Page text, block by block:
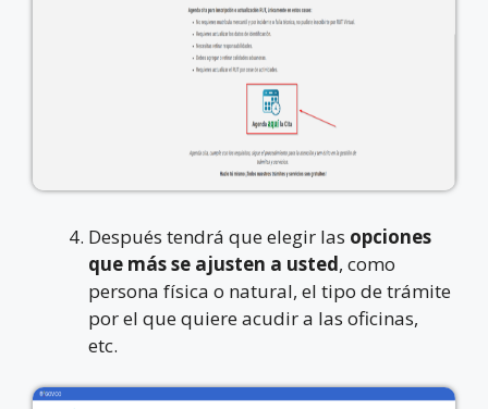
Después tendrá que elegir las opciones
que más se ajusten a usted, como
persona física o natural, el tipo de trámite
por el que quiere acudir a las oficinas,
etc.